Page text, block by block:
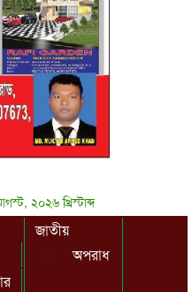
২০২৬ খ্রিস্টাব্দ
জাতীয়
অপরাধ